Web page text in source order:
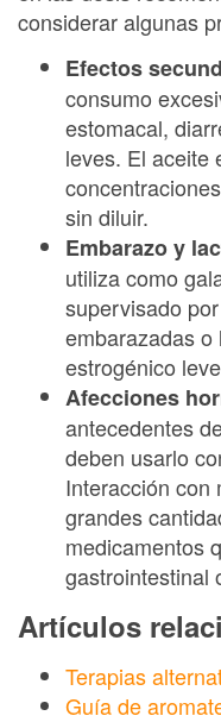
considerar algunas
Efectos
consumo
estomacal,
leves. El aceite
sin diluir.
Embarazo y
utiliza como
supervisado
embarazadas o
estrogénico
Afecciones
antecedentes
deben usarlo
Interacción con
grandes
medicamentos
gastrointestinal
Artículos
Terapias
Guía de